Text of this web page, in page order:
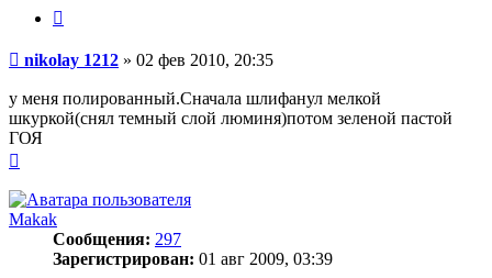
Сообщение
nikolay 1212 » 02 фев 2010, 20:35
у меня полированный.Сначала шлифанул мелкой
шкуркой(снял темный слой люминя)потом зеленой пастой
ГОЯ
началу
Makak
Сообщения: 297
Зарегистрирован: 01 авг 2009, 03:39